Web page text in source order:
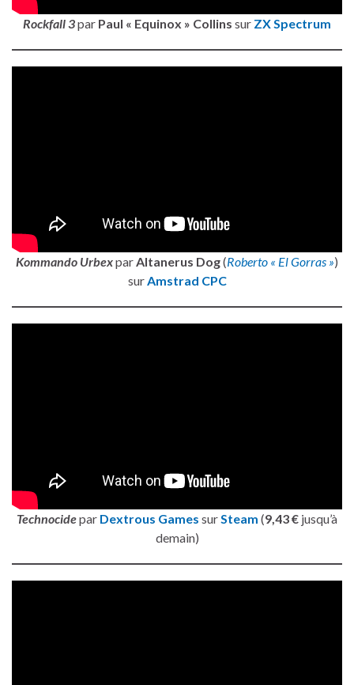
Rockfall 3par Paul « Equinox » Collins sur ZX Spectrum
Kommando UrbexparAltanerus Dog(Roberto « El Gorras »)
surAmstrad CPC
Technocidepar Dextrous Games surSteam (9,43 € jusqu’à
demain)